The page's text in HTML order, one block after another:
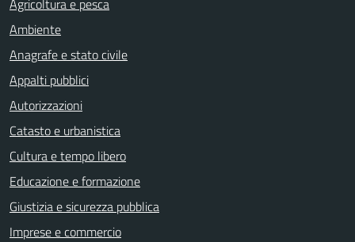
Agricoltura e pesca
Ambiente
Anagrafe e stato civile
Appalti pubblici
Autorizzazioni
Catasto e urbanistica
Cultura e tempo libero
Educazione e formazione
Giustizia e sicurezza pubblica
Imprese e commercio